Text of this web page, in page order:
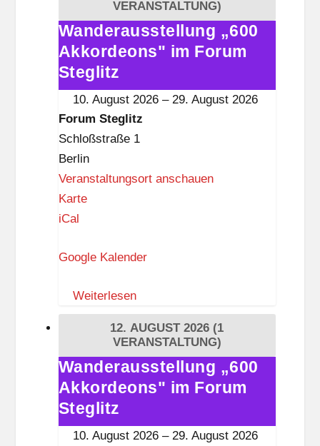
g
i
t
z
VERANSTALTUNG)
Wanderausstellung
„600
Akkordeons"
im
Wanderausstellung „600
Akkordeons" im Forum
Steglitz
10. August 2026 – 29. August 2026
Forum Steglitz
Schloßstraße 1
Berlin
Veranstaltungsort anschauen
KarteF
u
S
t
g
i
t
z
iCal
Google Kalender
Weiterlesen
12. AUGUST 2026 (1
VERANSTALTUNG)
Wanderausstellung
„600
Akkordeons"
im
Wanderausstellung „600
Akkordeons" im Forum
Steglitz
10. August 2026 – 29. August 2026